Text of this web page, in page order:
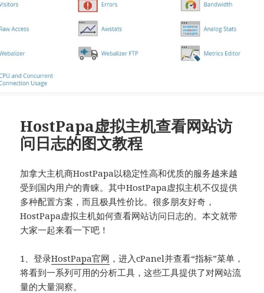
HostPapa虚拟主机查看网站访
问日志的图文教程
加拿大主机商HostPapa以稳定性高和优质的服务越来越
受到国内用户的青睐。其中HostPapa虚拟主机不仅提供
多种配置方案，而且极具性价比。很多朋友好奇，
HostPapa虚拟主机如何查看网站访问日志的。本文就带
大家一起来看一下吧！
1、登录HostPapa官网 ，进入cPanel并查看“指标”菜单，
将看到一系列可用的分析工具，这些工具提供了对网站流
量的大量洞察。